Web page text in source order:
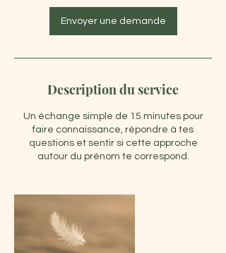
i
n
Envoyer une demande
Description du service
Un échange simple de 15 minutes pour
faire connaissance, répondre à tes
questions et sentir si cette approche